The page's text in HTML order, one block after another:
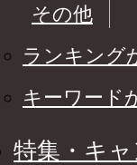
その他
ランキング
キーワード
特集・キ